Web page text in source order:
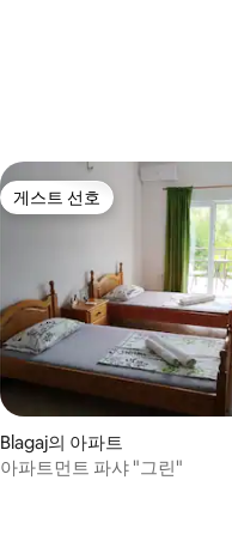
게스트 선호
게스트 선호
Blagaj의 아파트
아파트먼트 파샤 "그린"